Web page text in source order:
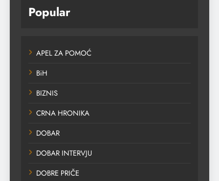
Popular
APEL ZA POMOĆ
BiH
BIZNIS
CRNA HRONIKA
DOBAR
DOBAR INTERVJU
DOBRE PRIČE